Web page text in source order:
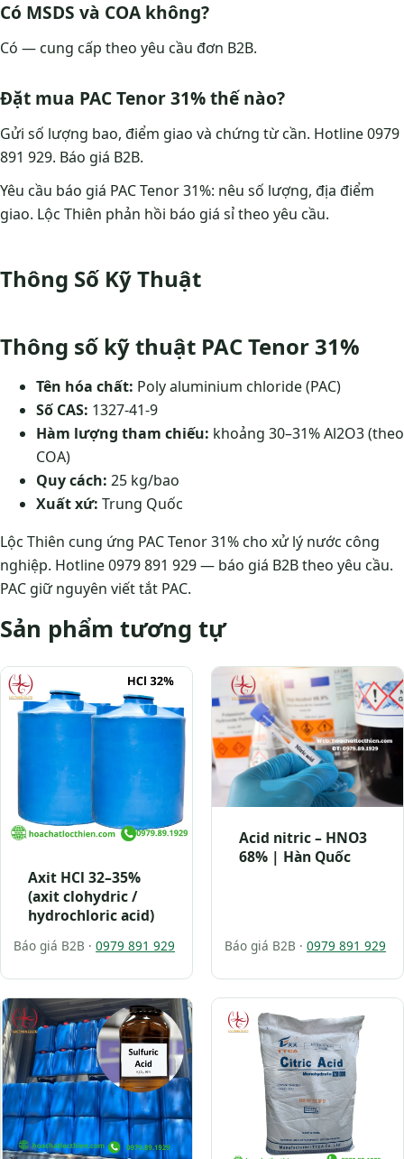
Có MSDS và COA không?
Có — cung cấp theo yêu cầu đơn B2B.
Đặt mua PAC Tenor 31% thế nào?
Gửi số lượng bao, điểm giao và chứng từ cần. Hotline 0979
891 929. Báo giá B2B.
Yêu cầu báo giá PAC Tenor 31%: nêu số lượng, địa điểm
giao. Lộc Thiên phản hồi báo giá sỉ theo yêu cầu.
Thông Số Kỹ Thuật
Thông số kỹ thuật PAC Tenor 31%
Tên hóa chất: Poly aluminium chloride (PAC)
Số CAS: 1327-41-9
Hàm lượng tham chiếu: khoảng 30–31% Al2O3 (theo
COA)
Quy cách: 25 kg/bao
Xuất xứ: Trung Quốc
Lộc Thiên cung ứng PAC Tenor 31% cho xử lý nước công
nghiệp. Hotline 0979 891 929 — báo giá B2B theo yêu cầu.
PAC giữ nguyên viết tắt PAC.
Sản phẩm tương tự
Axit HCl 32–35%
(axit clohydric /
hydrochloric acid)
Báo giá B2B · 0979 891 929
Acid nitric – HNO3
68% | Hàn Quốc
Báo giá B2B · 0979 891 929